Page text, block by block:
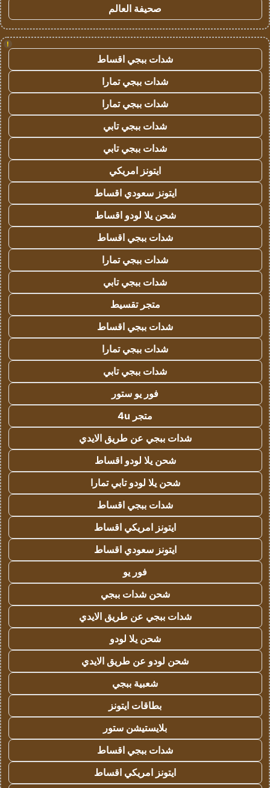
صحيفة العالم
!
شدات ببجي اقساط
شدات ببجي تمارا
شدات ببجي تمارا
شدات ببجي تابي
شدات ببجي تابي
ايتونز امريكي
ايتونز سعودي اقساط
شحن يلا لودو اقساط
شدات ببجي اقساط
شدات ببجي تمارا
شدات ببجي تابي
متجر تقسيط
شدات ببجي اقساط
شدات ببجي تمارا
شدات ببجي تابي
فور يو ستور
متجر 4u
شدات ببجي عن طريق الايدي
شحن يلا لودو اقساط
شحن يلا لودو تابي تمارا
شدات ببجي اقساط
ايتونز امريكي اقساط
ايتونز سعودي اقساط
فور يو
شحن شدات ببجي
شدات ببجي عن طريق الايدي
شحن يلا لودو
شحن لودو عن طريق الايدي
شعبية ببجي
بطاقات ايتونز
بلايستيشن ستور
شدات ببجي اقساط
ايتونز امريكي اقساط